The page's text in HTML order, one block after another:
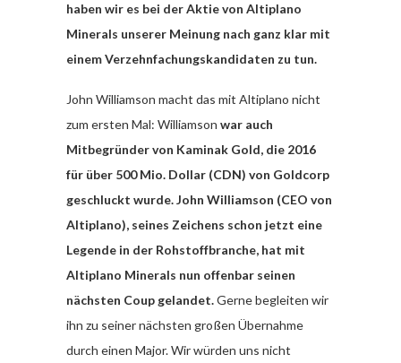
haben wir es bei der Aktie von Altiplano
Minerals unserer Meinung nach ganz klar mit
einem Verzehnfachungskandidaten zu tun.
John Williamson macht das mit Altiplano nicht
zum ersten Mal: Williamson war auch
Mitbegründer von Kaminak Gold, die 2016
für über 500 Mio. Dollar (CDN) von Goldcorp
geschluckt wurde. John Williamson (CEO von
Altiplano), seines Zeichens schon jetzt eine
Legende in der Rohstoffbranche, hat mit
Altiplano Minerals nun offenbar seinen
nächsten Coup gelandet.Gerne begleiten wir
ihn zu seiner nächsten großen Übernahme
durch einen Major. Wir würden uns nicht